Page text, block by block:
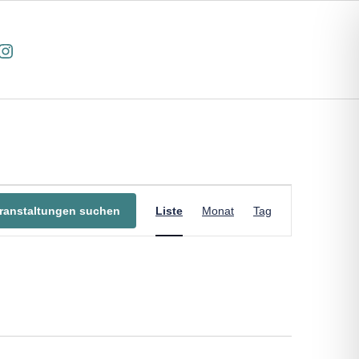
suchen
Veranstaltung
Ansichten-
Liste Monat Tag